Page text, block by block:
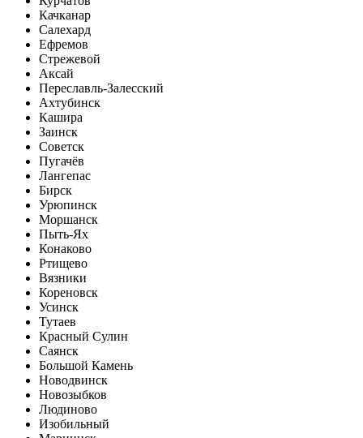
Качканар
Салехард
Ефремов
Стрежевой
Аксай
Переславль-Залесский
Ахтубинск
Кашира
Заинск
Советск
Пугачёв
Лангепас
Бирск
Урюпинск
Моршанск
Пыть-Ях
Конаково
Ртищево
Вязники
Кореновск
Усинск
Тутаев
Красный Сулин
Саянск
Большой Камень
Новодвинск
Новозыбков
Людиново
Изобильный